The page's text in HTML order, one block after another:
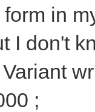
in
I don't
;